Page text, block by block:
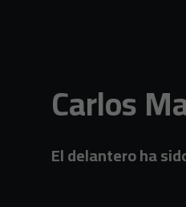
Carlos
El delantero ha